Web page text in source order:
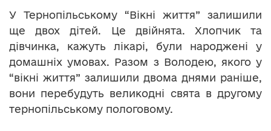
У Тернопільському “Вікні життя” залишили
ще двох дітей. Це двійнята. Хлопчик та
дівчинка, кажуть лікарі, були народжені у
домашніх умовах. Разом з Володею, якого у
“вікні життя” залишили двома днями раніше,
вони перебудуть великодні свята в другому
тернопільському пологовому.